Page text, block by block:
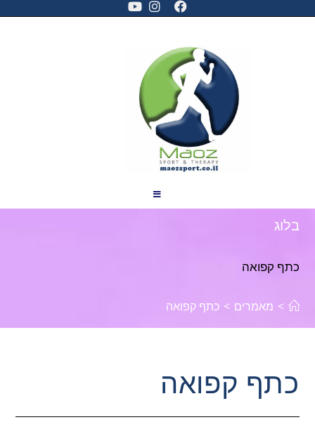
בלוג
כתף קפואה
> מאמרים > כתף קפואה
כתף קפואה